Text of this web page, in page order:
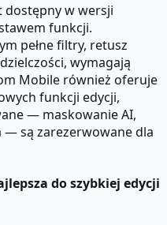
dostępny w wersji
funkcji.
pełne filtry, retusz
wymagają
Mobile również oferuje
funkcji edycji,
— maskowanie AI,
— są zarezerwowane dla
do szybkiej edycji